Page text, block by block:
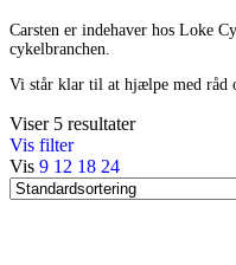
Carsten er indehaver hos Loke
cykelbranchen.
Vi står klar til at hjælpe med råd
Viser 5 resultater
Vis filter
Vis 9 12 18 24